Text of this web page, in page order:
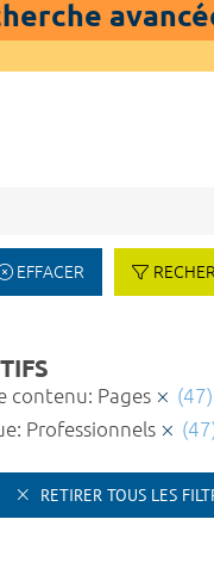
EFFACER
contenu: Pages
(47)
Professionnels
RETIRER TOUS LES